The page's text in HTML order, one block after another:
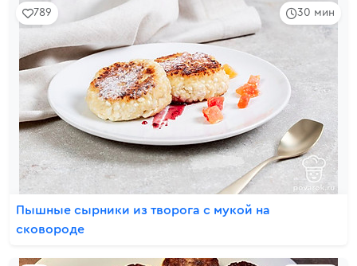
30 мин
789
Пышные сырники из творога с мукой на
сковороде